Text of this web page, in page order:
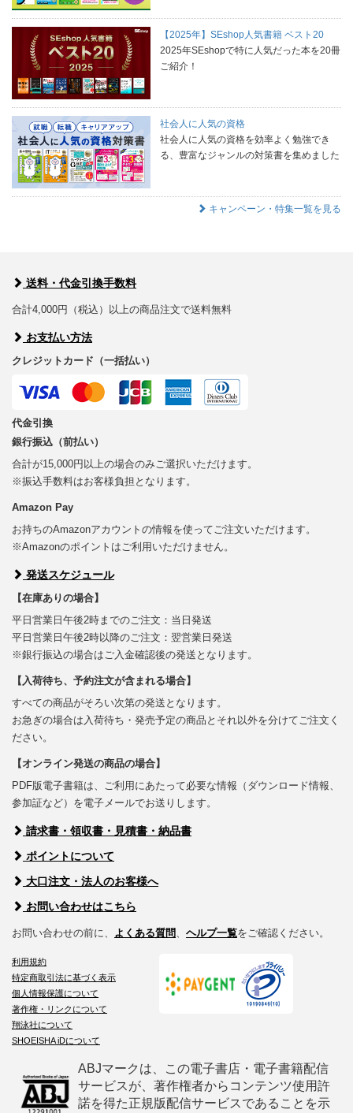
【2025年】SEshop人気書籍 ベスト20
2025年SEshopで特に人気だった本を20冊
ご紹介！
社会人に人気の資格
社会人に人気の資格を効率よく勉強でき
る、豊富なジャンルの対策書を集めました
キャンペーン・特集一覧を見る
送料・代金引換手数料
合計4,000円（税込）以上の商品注文で送料無料
お支払い方法
クレジットカード（一括払い）
代金引換
銀行振込（前払い）
合計が15,000円以上の場合のみご選択いただけます。
※振込手数料はお客様負担となります。
Amazon Pay
お持ちのAmazonアカウントの情報を使ってご注文いただけます。
※Amazonのポイントはご利用いただけません。
発送スケジュール
【在庫ありの場合】
平日営業日午後2時までのご注文：当日発送
平日営業日午後2時以降のご注文：翌営業日発送
※銀行振込の場合はご入金確認後の発送となります。
【入荷待ち、予約注文が含まれる場合】
すべての商品がそろい次第の発送となります。
お急ぎの場合は入荷待ち・発売予定の商品とそれ以外を分けてご注文く
ださい。
【オンライン発送の商品の場合】
PDF版電子書籍は、ご利用にあたって必要な情報（ダウンロード情報、
参加証など）を電子メールでお送りします。
請求書・領収書・見積書・納品書
ポイントについて
大口注文・法人のお客様へ
お問い合わせはこちら
お問い合わせの前に、 よくある質問、 ヘルプ一覧をご確認ください。
利用規約
特定商取引法に基づく表示
個人情報保護について
著作権・リンクについて
翔泳社について
SHOEISHA iDについて
ABJマークは、この電子書店・電子書籍配信
サービスが、著作権者からコンテンツ使用許
諾を得た正規版配信サービスであることを示